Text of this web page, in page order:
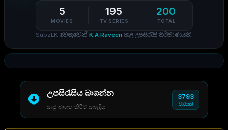
5
MOVIES
195
TV SERIES
200
TOTAL
SubzLK වෙනුවෙන් K.A Raveen කළ උපසිරැසි නිර්මාණයකි.
උපසිරැසිය බාගන්න
සෘජු බාගත කිරීම් සබැඳිය
3793
වාරයක්